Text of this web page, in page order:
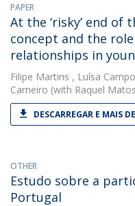
PAPER
At the ‘risky’ end of
concept and the
relationships in
Filipe Martins , Luísa
Carneiro (with Raquel
DESCARREGAR E MAIS
OTHER
Estudo sobre a
Portugal